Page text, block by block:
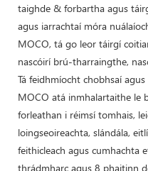
taighde & forbartha agus
agus iarrachtaí móra
MOCO, tá go leor táirgí
nascóirí brú-tharraingthe,
Tá feidhmíocht chobhsaí
MOCO atá inmhalartaithe le
forleathan i réimsí tomhais,
loingseoireachta, slándála,
feithicleach agus cumhachta
thrádmharc agus 8 phaitinn